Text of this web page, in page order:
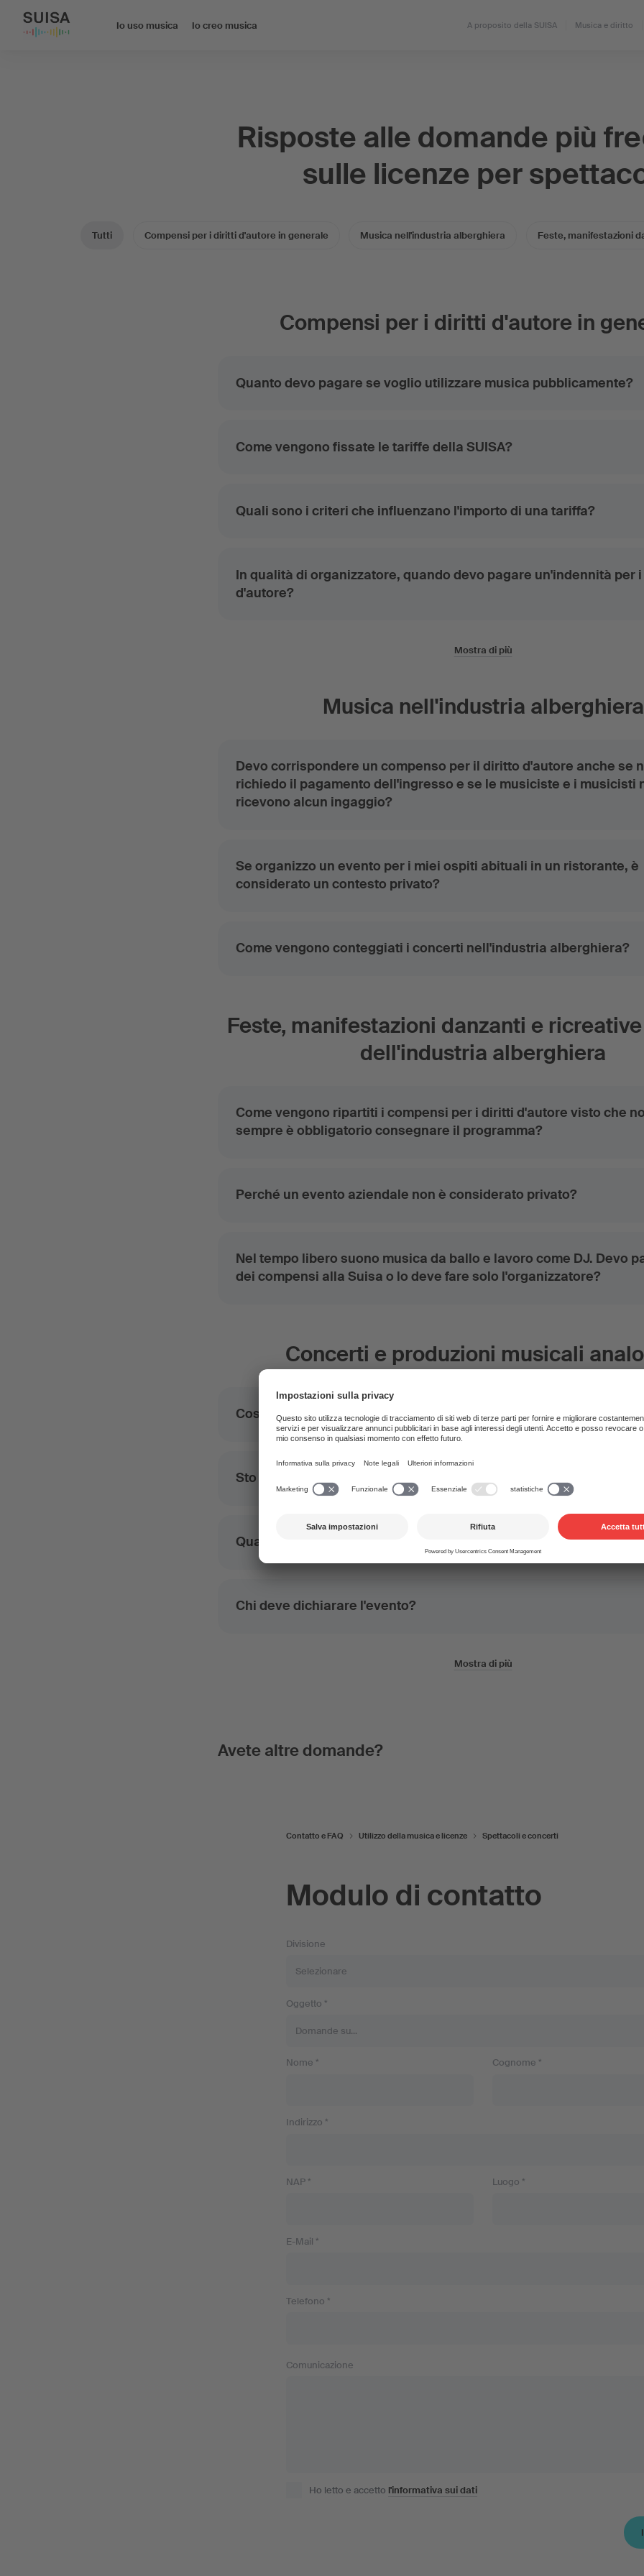
Io uso musica Io creo musica A proposito della SUISA Musica e diritto
Risposte alle domande più
sulle licenze per
Tutti Compensi per i diritti d'autore in generale Musica nell'industria alberghiera Feste, manifestazioni
Compensi per i diritti d'autore in
Quanto devo pagare se voglio utilizzare musica pubblicamente?
Come vengono fissate le tariffe della SUISA?
Quali sono i criteri che influenzano l'importo di una tariffa?
In qualità di organizzatore, quando devo pagare un'indennità per
d'autore?
Mostra di più
Musica nell'industria alberghiera
Devo corrispondere un compenso per il diritto d'autore anche se
richiedo il pagamento dell'ingresso e se le musiciste e i musicisti
ricevono alcun ingaggio?
Se organizzo un evento per i miei ospiti abituali in un ristorante, è
considerato un contesto privato?
Come vengono conteggiati i concerti nell'industria alberghiera?
Feste, manifestazioni danzanti e
dell'industria alberghiera
Come vengono ripartiti i compensi per i diritti d'autore visto che
sempre è obbligatorio consegnare il programma?
Perché un evento aziendale non è considerato privato?
Nel tempo libero suono musica da ballo e lavoro come DJ. Devo
dei compensi alla Suisa o lo deve fare solo l'organizzatore?
Concerti e produzioni musicali
Cosa devo fare per poter organizzare un concerto?
Sto organizzando un evento con musica. Cosa devo fare?
Quando devo dichiarare una manifestazione musicale?
Chi deve dichiarare l'evento?
Mostra di più
Avete altre domande?
Contatto e FAQ Utilizzo della musica e licenze Spettacoli e concerti
Modulo di contatto
Divisione
Oggetto *
Nome * Cognome *
Indirizzo *
NAP * Luogo *
E-Mail *
Telefono *
Comunicazione
Ho letto e accetto l'informativa sui dati